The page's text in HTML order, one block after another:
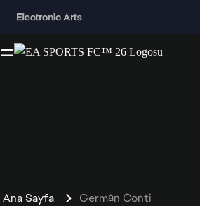
Ana Sayfa Germán Conti